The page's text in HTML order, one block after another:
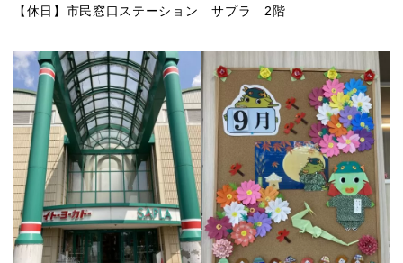
【休日】市民窓口ステーション サプラ 2階